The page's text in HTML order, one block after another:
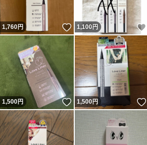
1,760円 いいね！
1,100円
1,500円 いいね！
1,500円